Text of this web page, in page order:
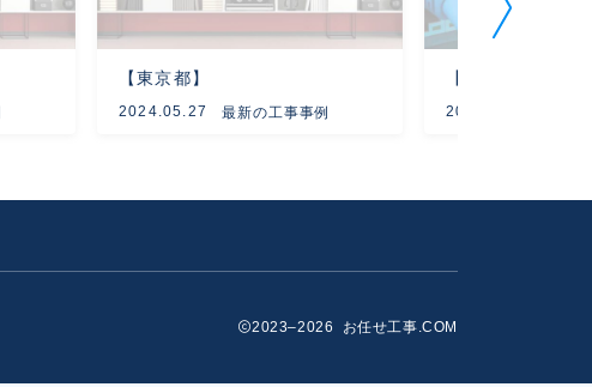
【東京都】
2024.05.27 最新の工事事例 2023.08.16
2023–2026 お任せ工事.COM